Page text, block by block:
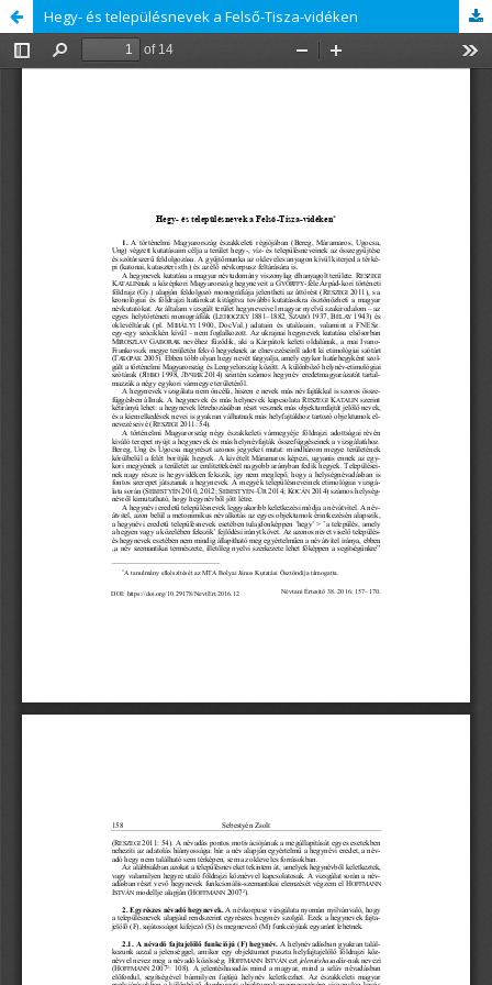
Hegy- és településnevek a Felső-Tisza-vidéken